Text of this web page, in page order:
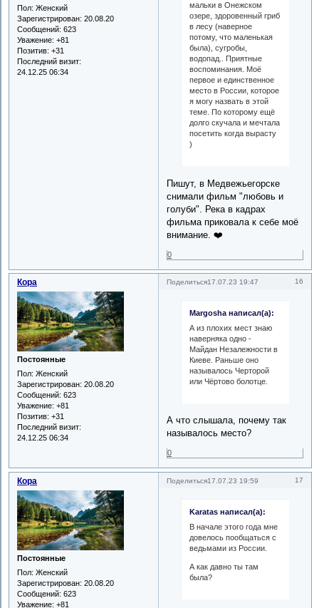
Пол: Женский
Зарегистрирован: 20.08.20
Сообщений: 623
Уважение: +81
Позитив: +31
Последний визит:
24.12.25 06:34
мальки в Онежском
озере, здоровенный гриб
в лесу (наверное
потому, что маленькая
была), сугробы,
водопад.. Приятные
воспоминания. Моё
первое и единственное
место в России, которое
я могу назвать в этой
теме. По которому ещё
долго скучала и мечтала
посетить когда вырасту
)
Пишут, в Медвежьегорске
снимали фильм "любовь и
голуби". Река в кадрах
фильма приковала к себе моё
внимание. ❤️
0
Поделиться 16
17.07.23 19:47
Кора
Постоянные
Пол: Женский
Зарегистрирован: 20.08.20
Сообщений: 623
Уважение: +81
Позитив: +31
Последний визит:
24.12.25 06:34
Margosha написал(а):
А из плохих мест знаю
наверняка одно -
Майдан Незалежности в
Киеве. Раньше оно
называлось Черторой
или Чёртово болотце.
А что слышала, почему так
называлось место?
0
Поделиться 17
17.07.23 19:59
Кора
Постоянные
Пол: Женский
Зарегистрирован: 20.08.20
Сообщений: 623
Уважение: +81
Karatas написал(а):
В начале этого года мне
довелось пообщаться с
ведьмами из России.
А как давно ты там
была?